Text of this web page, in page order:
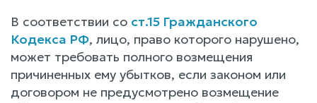
В соответствии со ст.15 Гражданского
Кодекса РФ, лицо, право которого нарушено,
может требовать полного возмещения
причиненных ему убытков, если законом или
договором не предусмотрено возмещение